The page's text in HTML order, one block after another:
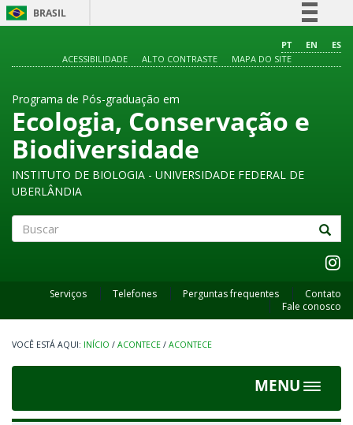
BRASIL
Comunica BR
Acesso à informação
Legislação
PT EN
ES
ACESSIBILIDADE
ALTO CONTRASTE MAPA DO SITE
Programa de Pós-graduação em
Ecologia, Conservação e
Biodiversidade
INSTITUTO DE BIOLOGIA - UNIVERSIDADE FEDERAL DE
UBERLÂNDIA
Serviços Telefones Perguntas frequentes
Contato
Fale conosco
INÍCIO / ACONTECE / ACONTECE
MENU
Toggle